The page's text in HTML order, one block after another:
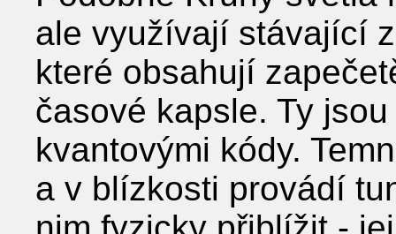
ale využívají stávající
které obsahují
časové kapsle. Ty
kvantovými kódy.
a v blízkosti provádí